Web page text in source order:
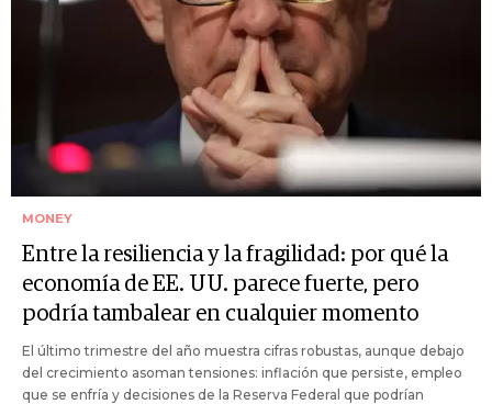
MONEY
Entre la resiliencia y la fragilidad: por qué la
economía de EE. UU. parece fuerte, pero
podría tambalear en cualquier momento
El último trimestre del año muestra cifras robustas, aunque debajo
del crecimiento asoman tensiones: inflación que persiste, empleo
que se enfría y decisiones de la Reserva Federal que podrían